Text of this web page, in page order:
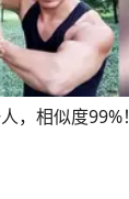
，相似度99%！